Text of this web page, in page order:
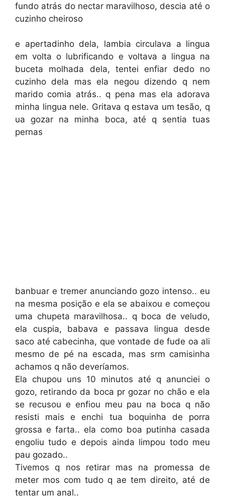
fundo atrás do nectar maravilhoso, descia até o
cuzinho cheiroso
e apertadinho dela, lambia circulava a lingua
em volta o lubrificando e voltava a lingua na
buceta molhada dela, tentei enfiar dedo no
cuzinho dela mas ela negou dizendo q nem
marido comia atrás.. q pena mas ela adorava
minha lingua nele. Gritava q estava um tesão, q
ua gozar na minha boca, até q sentia tuas
pernas
banbuar e tremer anunciando gozo intenso.. eu
na mesma posição e ela se abaixou e começou
uma chupeta maravilhosa.. q boca de veludo,
ela cuspia, babava e passava lingua desde
saco até cabecinha, que vontade de fude oa ali
mesmo de pé na escada, mas srm camisinha
achamos q não deveríamos.
Ela chupou uns 10 minutos até q anunciei o
gozo, retirando da boca pr gozar no chão e ela
se recusou e enfiou meu pau na boca q não
resisti mais e enchi tua boquinha de porra
grossa e farta.. ela como boa putinha casada
engoliu tudo e depois ainda limpou todo meu
pau gozado..
Tivemos q nos retirar mas na promessa de
meter mos com tudo q ae tem direito, até de
tentar um anal..